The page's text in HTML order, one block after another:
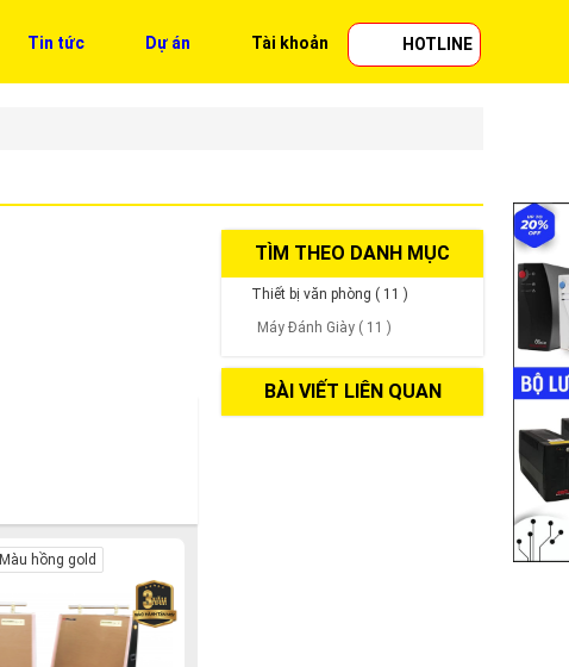
Tin tức Dự án Tài khoản HOTLINE
TÌM THEO DANH MỤC
Thiết bị văn phòng ( 11 )
Máy Đánh Giày ( 11 )
BÀI VIẾT LIÊN QUAN
Màu hồng gold